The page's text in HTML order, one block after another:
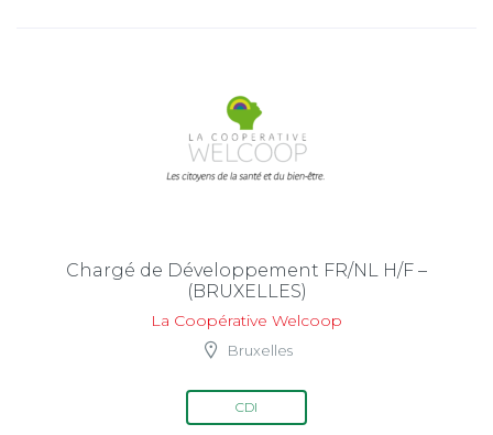
Chargé de Développement FR/NL H/F –
(BRUXELLES)
La Coopérative Welcoop
Bruxelles
CDI